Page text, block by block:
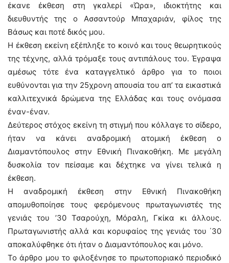
έκανε έκθεση στη γκαλερί «Ώρα», ιδιοκτήτης και
διευθυντής της ο Ασσαντούρ Μπαχαριάν, φίλος της
Βάσως και ποτέ δικός μου.
Η έκθεση εκείνη εξέπληξε το κοινό και τους θεωρητικούς
της τέχνης, αλλά τρόμαξε τους αντιπάλους του. Έγραψα
αμέσως τότε ένα καταγγελτικό άρθρο για το ποιοι
ευθύνονται για την 25χρονη απουσία του απ’ τα εικαστικά
καλλιτεχνικά δρώμενα της Ελλάδας και τους ονόμασα
έναν-έναν.
Δεύτερος στόχος εκείνη τη στιγμή που κόλλαγε το σίδερο,
ήταν να κάνει αναδρομική ατομική έκθεση ο
Διαμαντόπουλος στην Εθνική Πινακοθήκη. Με μεγάλη
δυσκολία τον πείσαμε και δέχτηκε να γίνει τελικά η
έκθεση.
Η αναδρομική έκθεση στην Εθνική Πινακοθήκη
απομυθοποίησε τους φερόμενους πρωταγωνιστές της
γενιάς του ’30 Τσαρούχη, Μόραλη, Γκίκα κι άλλους.
Πρωταγωνιστής αλλά και κορυφαίος της γενιάς του ΄30
αποκαλύφθηκε ότι ήταν ο Διαμαντόπουλος και μόνο.
Το άρθρο μου το φιλοξένησε το πρωτοποριακό περιοδικό